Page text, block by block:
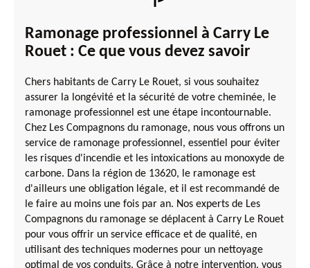
Ramonage professionnel à Carry Le
Rouet : Ce que vous devez savoir
Chers habitants de Carry Le Rouet, si vous souhaitez
assurer la longévité et la sécurité de votre cheminée, le
ramonage professionnel est une étape incontournable.
Chez Les Compagnons du ramonage, nous vous offrons un
service de ramonage professionnel, essentiel pour éviter
les risques d'incendie et les intoxications au monoxyde de
carbone. Dans la région de 13620, le ramonage est
d'ailleurs une obligation légale, et il est recommandé de
le faire au moins une fois par an. Nos experts de Les
Compagnons du ramonage se déplacent à Carry Le Rouet
pour vous offrir un service efficace et de qualité, en
utilisant des techniques modernes pour un nettoyage
optimal de vos conduits. Grâce à notre intervention, vous